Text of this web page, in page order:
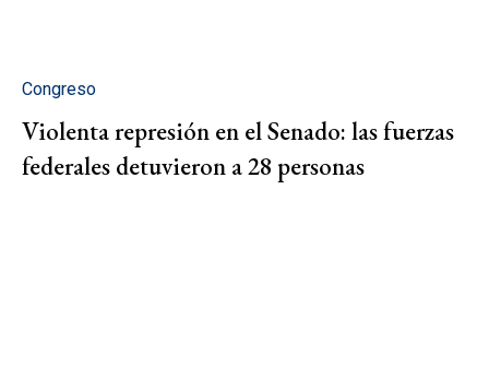
Congreso
Violenta represión en el Senado: las fuerzas
federales detuvieron a 28 personas